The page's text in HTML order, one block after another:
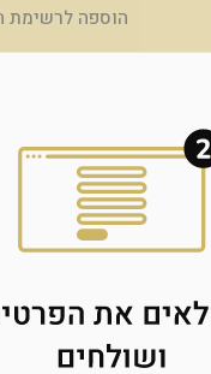
הוספה לרשימת